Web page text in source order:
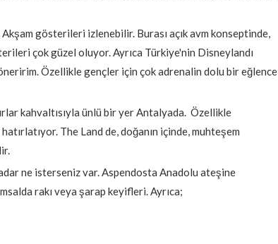
gösterileri izlenebilir. Burası açık avm konseptinde,
çok güzel oluyor. Ayrıca Türkiye'nin Disneylandı
Özellikle gençler için çok adrenalin dolu bir eğlence
kahvaltısıyla ünlü bir yer Antalyada. Özellikle
The Land de, doğanın içinde, muhteşem
ne isterseniz var. Aspendosta Anadolu ateşine
rakı veya şarap keyifleri. Ayrıca;